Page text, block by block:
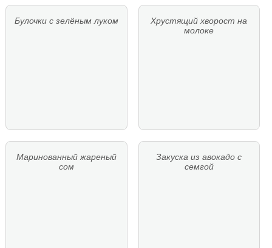
Булочки с зелёным луком
Хрустящий хворост на
молоке
Маринованный жареный
сом
Закуска из авокадо с
семгой